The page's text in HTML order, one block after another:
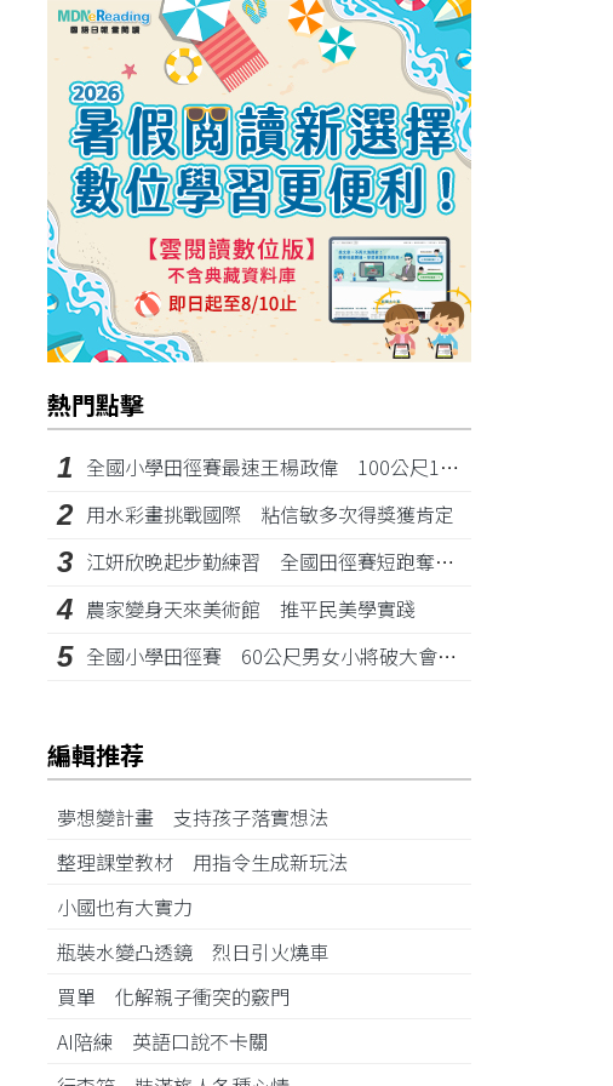
熱門點擊
1 全國小學田徑賽最速王楊政偉 100公尺11秒87奪金
2 用水彩畫挑戰國際 粘信敏多次得獎獲肯定
3 江姸欣晚起步勤練習 全國田徑賽短跑奪金摘銅
4 農家變身天來美術館 推平民美學實踐
5 全國小學田徑賽 60公尺男女小將破大會紀錄
編輯推荐
夢想變計畫 支持孩子落實想法
整理課堂教材 用指令生成新玩法
小國也有大實力
瓶裝水變凸透鏡 烈日引火燒車
買單 化解親子衝突的竅門
AI陪練 英語口說不卡關